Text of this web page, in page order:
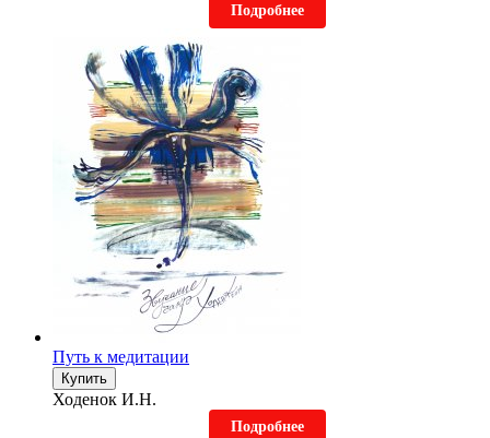
Подробнее
Путь к медитации
Купить
Ходенок И.Н.
Подробнее